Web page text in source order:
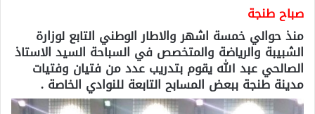
صباح طنجة
منذ حوالي خمسة اشهر والاطار الوطني التابع لوزارة
الشبيبة والرياضة والمتخصص في السباحة السيد الاستاذ
الصالحي عبد الله يقوم بتدريب عدد من فتيان وفتيات
مدينة طنجة ببعض المسابح التابعة للنوادي الخاصة .